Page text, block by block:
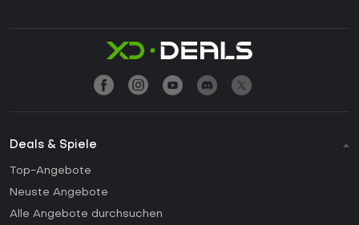
Deals & Spiele
Top-Angebote
Neuste Angebote
Alle Angebote durchsuchen